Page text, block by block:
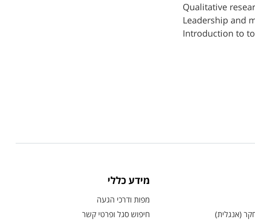
Qualitative
Leadership and
Introduction to
(אנגלית)
מידע כללי
מפות ודרכי הגעה
חיפוש סגל ופרטי קשר